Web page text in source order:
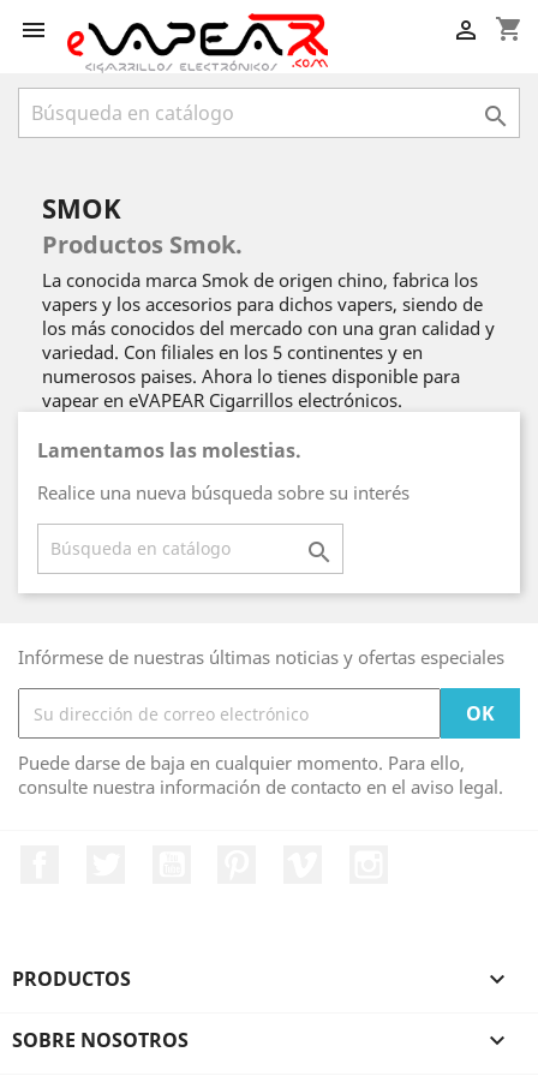
 shopping_cart


SMOK
Productos Smok.
La conocida marca Smok de origen chino, fabrica los
vapers y los accesorios para dichos vapers, siendo de
los más conocidos del mercado con una gran calidad y
variedad. Con filiales en los 5 continentes y en
numerosos paises. Ahora lo tienes disponible para
vapear en eVAPEAR Cigarrillos electrónicos.
Lamentamos las molestias.
Realice una nueva búsqueda sobre su interés

Infórmese de nuestras últimas noticias y ofertas especiales
Puede darse de baja en cualquier momento. Para ello,
consulte nuestra información de contacto en el aviso legal.
PRODUCTOS 
SOBRE NOSOTROS 